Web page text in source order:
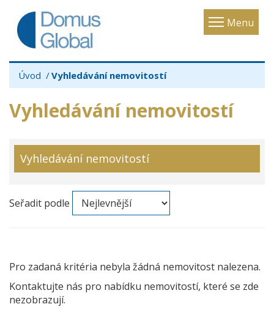
Menu
Toggle
Úvod Vyhledávání nemovitostí
Vyhledávání nemovitostí
Vyhledávání nemovitostí
Seřadit podle
Pro zadaná kritéria nebyla žádná nemovitost nalezena.
Kontaktujte nás pro nabídku nemovitostí, které se zde
nezobrazují.